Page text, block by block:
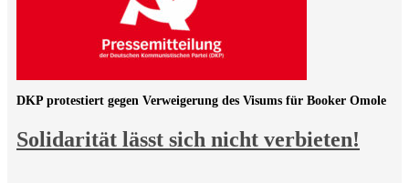
Solidarität lässt sich nicht verbieten!
DKP protestiert gegen Verweigerung des Visums für Booker Omole